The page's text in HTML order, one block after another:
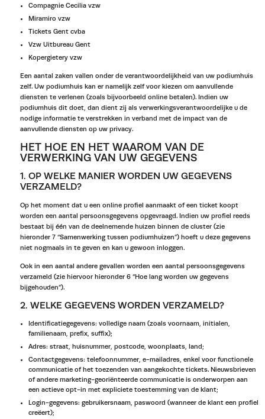
Compagnie Cecilia vzw
Miramiro vzw
Tickets Gent cvba
Vzw Uitbureau Gent
Kopergietery vzw
Een aantal zaken vallen onder de verantwoordelijkheid van uw podiumhuis
zelf. Uw podiumhuis kan er namelijk zelf voor kiezen om aanvullende
diensten te verlenen (zoals bijvoorbeeld online betalen). Indien uw
podiumhuis dit doet, dan dient zij als verwerkingsverantwoordelijke u de
nodige informatie te verstrekken in verband met de impact van de
aanvullende diensten op uw privacy.
HET HOE EN HET WAAROM VAN DE
VERWERKING VAN UW GEGEVENS
1. OP WELKE MANIER WORDEN UW GEGEVENS
VERZAMELD?
Op het moment dat u een online profiel aanmaakt of een ticket koopt
worden een aantal persoonsgegevens opgevraagd. Indien uw profiel reeds
bestaat bij één van de deelnemende huizen binnen de cluster (zie
hieronder 7 “Samenwerking tussen podiumhuizen”) hoeft u deze gegevens
niet nogmaals in te geven en kan u gewoon inloggen.
Ook in een aantal andere gevallen worden een aantal persoonsgegevens
verzameld (zie hiervoor hieronder 6 “Hoe lang worden uw gegevens
bijgehouden”).
2. WELKE GEGEVENS WORDEN VERZAMELD?
Identificatiegegevens: volledige naam (zoals voornaam, initialen,
familienaam, prefix, suffix);
Adres: straat, huisnummer, postcode, woonplaats, land;
Contactgegevens: telefoonnummer, e-mailadres, enkel voor functionele
communicatie of het toezenden van aangekochte tickets. Nieuwsbrieven
of andere marketing-georiënteerde communicatie is onderworpen aan
een actieve opt-in met expliciete toestemming van de klant;
Login-gegevens: gebruikersnaam, paswoord (wanneer de klant een profiel
creëert);